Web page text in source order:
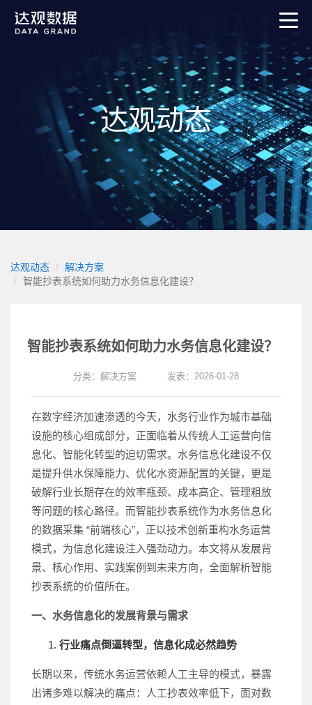
达观动态
达观动态
解决方案
智能抄表系统如何助力水务信息化建设？
智能抄表系统如何助力水务信息化建设？
分类： 解决方案 发表：2026-01-28
在数字经济加速渗透的今天，水务行业作为城市基础
设施的核心组成部分，正面临着从传统人工运营向信
息化、智能化转型的迫切需求。水务信息化建设不仅
是提升供水保障能力、优化水资源配置的关键，更是
破解行业长期存在的效率瓶颈、成本高企、管理粗放
等问题的核心路径。而智能抄表系统作为水务信息化
的数据采集 “前端核心”，正以技术创新重构水务运营
模式，为信息化建设注入强劲动力。本文将从发展背
景、核心作用、实践案例到未来方向，全面解析智能
抄表系统的价值所在。
一、水务信息化的发展背景与需求
行业痛点倒逼转型，信息化成必然趋势
长期以来，传统水务运营依赖人工主导的模式，暴露
出诸多难以解决的痛点：人工抄表效率低下，面对数